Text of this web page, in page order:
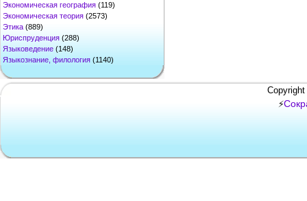
Экономическая география (119)
Экономическая теория (2573)
Этика (889)
Юриспруденция (288)
Языковедение (148)
Языкознание, филология (1140)
⚡